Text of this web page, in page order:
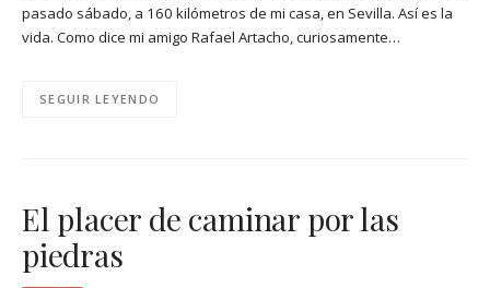
pasado sábado, a 160 kilómetros de mi casa, en Sevilla. Así es la
vida. Como dice mi amigo Rafael Artacho, curiosamente…
SEGUIR LEYENDO
El placer de caminar por las
piedras